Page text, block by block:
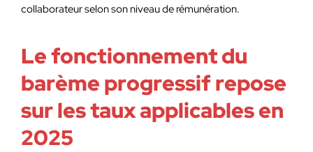
collaborateur selon son niveau de rémunération.
Le fonctionnement du
barème progressif repose
sur les taux applicables en
2025